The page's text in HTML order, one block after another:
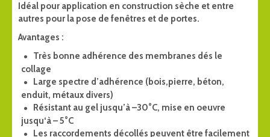
Idéal pour application en construction sèche et entre
autres pour la pose de fenêtres et de portes.
Avantages :
Très bonne adhérence des membranes dés le
collage
Large spectre d’adhérence (bois,pierre, béton,
enduit, métaux divers)
Résistant au gel jusqu’à –30°C, mise en oeuvre
jusqu‘à – 5°C
Les raccordements décollés peuvent être facilement